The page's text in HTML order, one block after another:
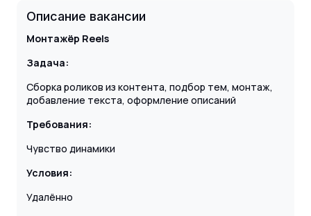
Описание вакансии
Монтажёр Reels
Задача:
Сборка роликов из контента, подбор тем, монтаж,
добавление текста, оформление описаний
Требования:
Чувство динамики
Условия:
Удалённо